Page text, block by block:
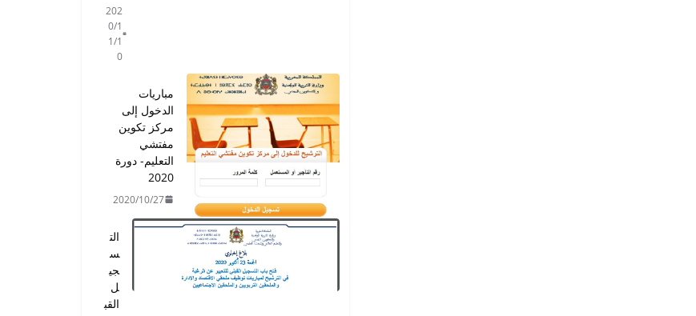
202
0/1
1/1
0
مباريات
الدخول إلى
مركز تكوين
مفتشي
التعليم- دورة
2020
2020/10/27
الت
س
جي
ل
القب